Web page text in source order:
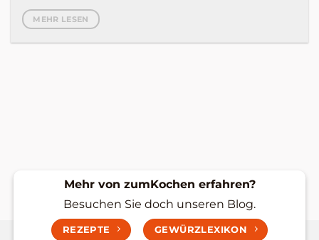
MEHR LESEN
Mehr von zumKochen erfahren?
Besuchen Sie doch unseren Blog.
REZEPTE GEWÜRZLEXIKON